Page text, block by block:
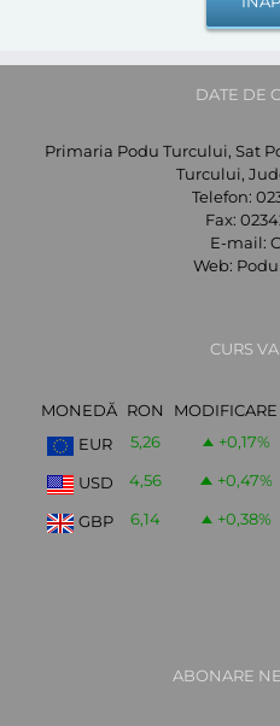
DATE DE
Primaria Podu Turcului, Sat
Turcului,
Telefon:
Fax:
E-mail:
Web:
CURS
MONEDĂ RON
MODIFICARE
EUR
5,26 +0,17%
USD 4,56 +0,47%
GBP 6,14 +0,38%
ABONARE